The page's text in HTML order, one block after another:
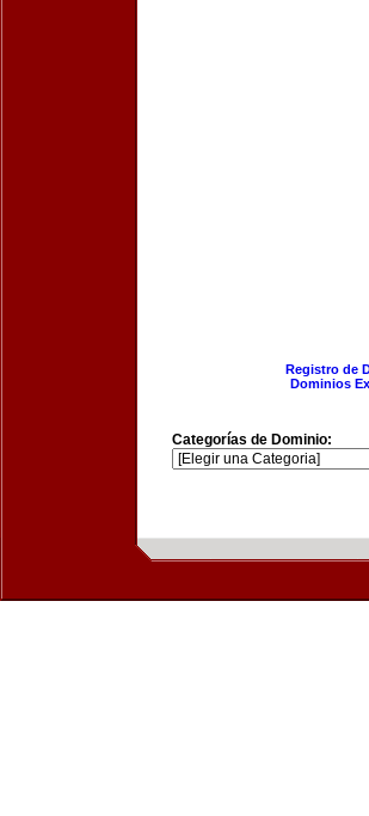
Registro de
Dominios
Categorías de Dominio: